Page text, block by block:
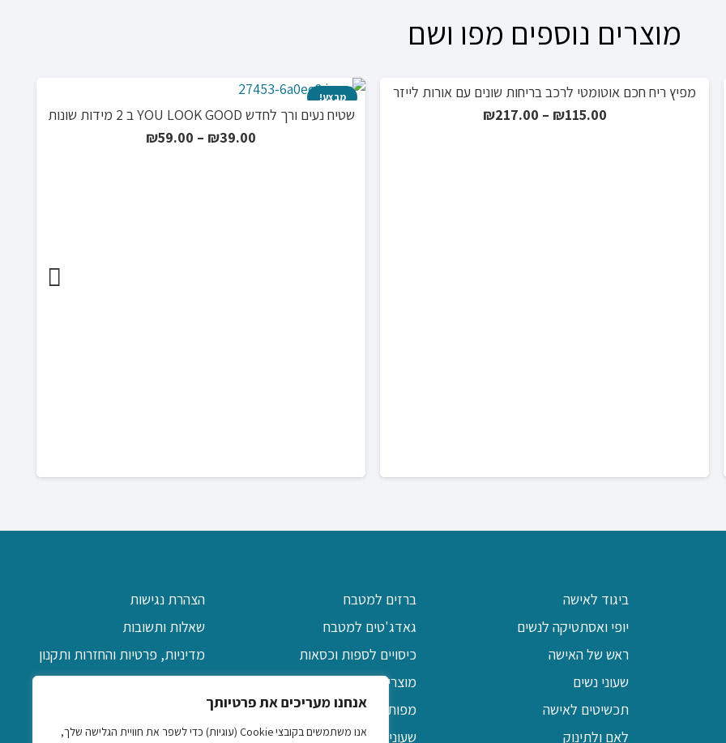
אנחנו מעריכים את פרטיותך
אנו משתמשים בקובצי Cookie (עוגיות) כדי לשפר את חוויית הגלישה שלך,
מוצרים נוספים מפו ושם
מבצע!
מפיץ ריח חכם אוטומטי לרכב בריחות שונים עם אורות לייזר
₪115.00
–
₪217.00
מבצע!
שטיח נעים ורך לחדש YOU LOOK GOOD ב 2 מידות שונות
₪39.00
–
₪59.00
ביגוד לאישה
יופי ואסתטיקה לנשים
ראש של האישה
שעוני נשים
תכשיטים לאישה
לאם ולתינוק
ברזים למטבח
גאדג'טים למטבח
כיסויים לספות וכסאות
מוצרי יודאיקה
מפות שולחן
שעוני קיר דקורטיביים
הצהרת נגישות
שאלות ותשובות
מדיניות, פרטיות והחזרות ותקנון
אודות